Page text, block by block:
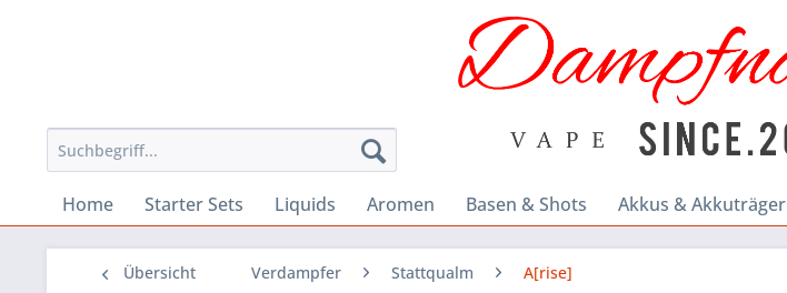
Home Starter Sets Liquids Aromen Basen & Shots Akkus & Akkuträger
Übersicht Verdampfer Stattqualm A[rise]